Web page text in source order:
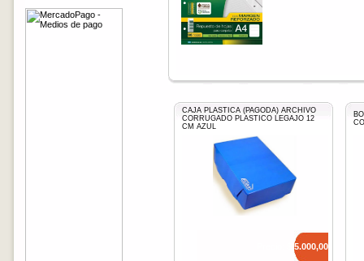
CAJA PLASTICA (PAGODA) ARCHIVO
CORRUGADO PLASTICO LEGAJO 12
CM AZUL
5.000,00